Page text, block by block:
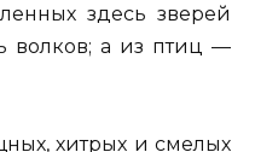
здесь зверей
волков; а из птиц —
хитрых и смелых